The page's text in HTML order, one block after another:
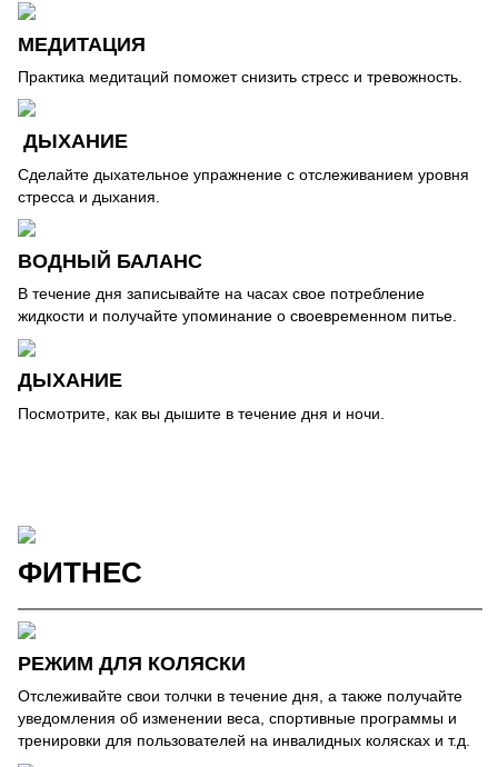
МЕДИТАЦИЯ
Практика медитаций поможет снизить стресс и тревожность.
ДЫХАНИЕ
Сделайте дыхательное упражнение с отслеживанием уровня
стресса и дыхания.
ВОДНЫЙ БАЛАНС
В течение дня записывайте на часах свое потребление
жидкости и получайте упоминание о своевременном питье.
ДЫХАНИЕ
Посмотрите, как вы дышите в течение дня и ночи.
ФИТНЕС
РЕЖИМ ДЛЯ КОЛЯСКИ
Отслеживайте свои толчки в течение дня, а также получайте
уведомления об изменении веса, спортивные программы и
тренировки для пользователей на инвалидных колясках и т.д.